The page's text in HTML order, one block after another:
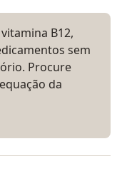
B12,
sem
Procure
da